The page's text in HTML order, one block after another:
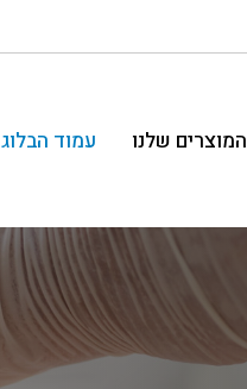
המוצרים שלנו עמוד הבלוג